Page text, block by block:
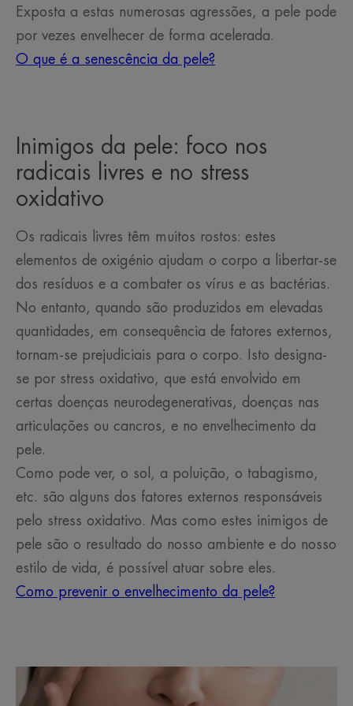
Exposta a estas numerosas agressões, a pele pode
por vezes envelhecer de forma acelerada.
O que é a senescência da pele?
Inimigos da pele: foco nos
radicais livres e no stress
oxidativo
Os radicais livres têm muitos rostos: estes
elementos de oxigénio ajudam o corpo a libertar-se
dos resíduos e a combater os vírus e as bactérias.
No entanto, quando são produzidos em elevadas
quantidades, em consequência de fatores externos,
tornam-se prejudiciais para o corpo. Isto designa-
se por stress oxidativo, que está envolvido em
certas doenças neurodegenerativas, doenças nas
articulações ou cancros, e no envelhecimento da
pele.
Como pode ver, o sol, a poluição, o tabagismo,
etc. são alguns dos fatores externos responsáveis
pelo stress oxidativo. Mas como estes inimigos de
pele são o resultado do nosso ambiente e do nosso
estilo de vida, é possível atuar sobre eles.
Como prevenir o envelhecimento da pele?